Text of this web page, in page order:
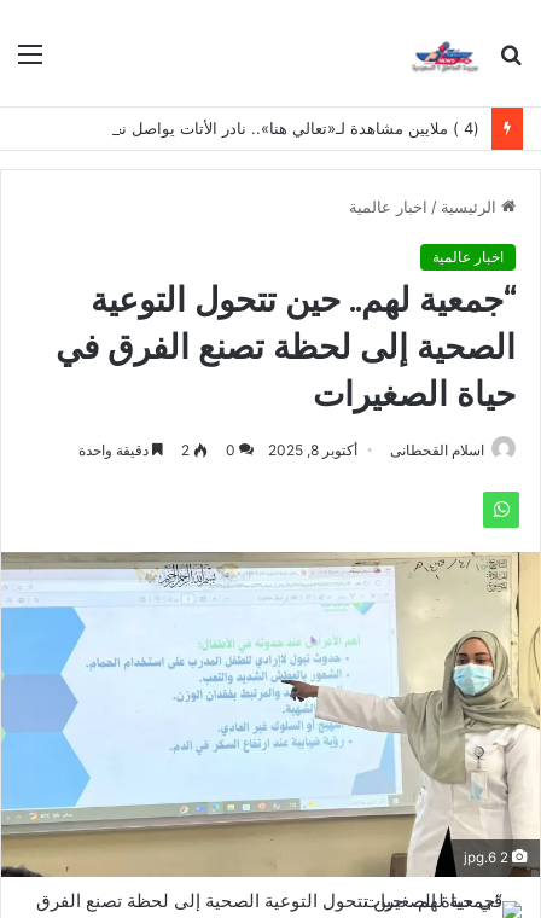
بحث
الرئيسية / اخبار عالمية
اخبار عالمية
“جمعية لهم.. حين تتحول التوعية
الصحية إلى لحظة تصنع الفرق في
حياة الصغيرات
اسلام القحطانى أكتوبر 8, 2025 0
2 دقيقة واحدة